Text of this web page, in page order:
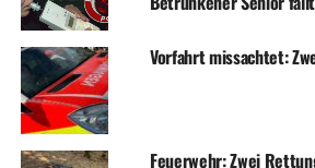
Mauern, vom Meer gezeichneten
„Eine alte Tür ist natürlich keine
erst, wenn Arne Machel es
Vorfahrt missachtet:
Feuerwehr: Zwei